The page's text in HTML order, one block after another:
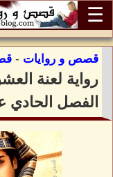
☰
قصص و روايات -
رواية لعنة
الفصل الحادي